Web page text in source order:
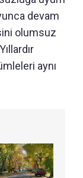
devam
olumsuz
aynı